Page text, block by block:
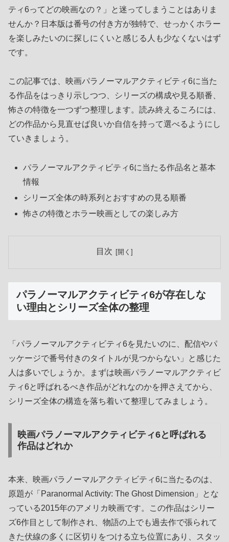
ティ6ってどの映画なの？」と迷ってしまうことはありま
せんか？日本版は番号の付き方が独特で、せっかくホラー
を楽しみたいのに探しにくいと感じる人も少なくないはず
です。
この記事では、映画パラノーマルアクティビティ6に当た
る作品をはっきり示しつつ、シリーズの構成や見る順番、
怖さの特徴を一つずつ整理します。読み終えるころには、
どの作品から見直せば良いか自信を持って選べるようにし
ていきましょう。
パラノーマルアクティビティ6に当たる作品名と基本
情報
シリーズ全体の時系列とおすすめの見る順番
怖さの特徴とホラー映画としての楽しみ方
目次
パラノーマルアクティビティ6が存在しな
い理由とシリーズ全体の整理
「パラノーマルアクティビティ6を見たいのに、配信やパ
ッケージで番号付きのタイトルが見つからない」と感じた
人は多いでしょうか。まずは映画パラノーマルアクティビ
ティ6と呼ばれるべき作品がどれなのかを押さえてから、
シリーズ全体の構造を落ち着いて整理してみましょう。
映画パラノーマルアクティビティ6と呼ばれる
作品はどれか
本来、映画パラノーマルアクティビティ6に当たるのは、
原題が「Paranormal Activity: The Ghost Dimension」とな
っている2015年のアメリカ映画です。この作品はシリー
ズ6作目として制作され、物語の上でも過去作で張られて
きた伏線の多くに区切りをつける立ち位置にあり、スタッ